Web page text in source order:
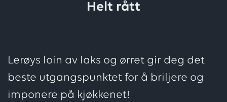
Helt rått
Lerøys loin av laks og ørret gir deg det
beste utgangspunktet for å briljere og
imponere på kjøkkenet!